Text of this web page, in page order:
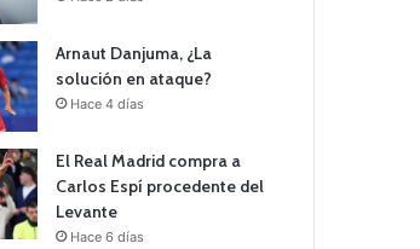
Arnaut Danjuma, ¿La
solución en ataque?
Hace 4 días
El Real Madrid compra a
Carlos Espí procedente del
Levante
Hace 6 días